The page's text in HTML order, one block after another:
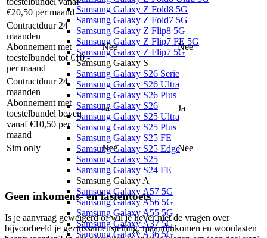
Samsung Galaxy Z Fold8 5G
Samsung Galaxy Z Fold7 5G
Samsung Galaxy Z Flip8 5G
Samsung Galaxy Z Flip7 FE 5G
Samsung Galaxy Z Flip7 5G
Samsung Galaxy S
Samsung Galaxy S26 Serie
Samsung Galaxy S26 Ultra
Samsung Galaxy S26 Plus
Samsung Galaxy S26
Samsung Galaxy S25 Ultra
Samsung Galaxy S25 Plus
Samsung Galaxy S25 FE
Samsung Galaxy S25 Edge
Samsung Galaxy S25
Samsung Galaxy S24 FE
Samsung Galaxy A
Samsung Galaxy A57 5G
Samsung Galaxy A56 5G
Samsung Galaxy A55 5G
Samsung Galaxy A37 5G
Samsung Galaxy A36 5G
€20,50 per maand
Contractduur 24
maanden
Abonnement met
toestelbundel tot €10,-
per maand
Nee Nee
Contractduur 24
maanden
Abonnement met
toestelbundel boven
vanaf €10,50 per
maand
Ja Ja
Sim only Nee Nee
Geen inkomens- en lastentoets
Is je aanvraag geweigerd of wil je liever niet de vragen over
bijvoorbeeld je gezinssamenstelling, maandinkomen en woonlasten